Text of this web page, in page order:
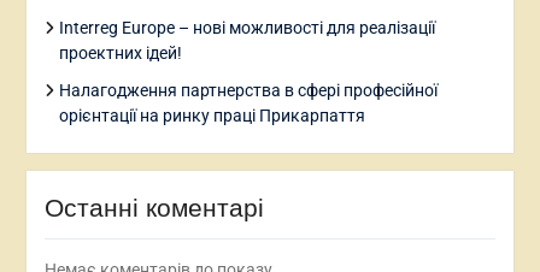
Interreg Europe – нові можливості для реалізації
проектних ідей!
Налагодження партнерства в сфері професійної
орієнтації на ринку праці Прикарпаття
Останні коментарі